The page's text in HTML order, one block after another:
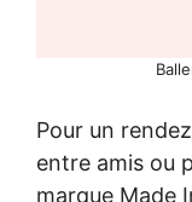
Pour un
entre amis ou
marque Made